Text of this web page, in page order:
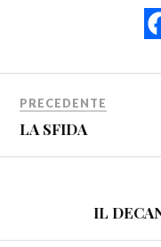
PRECEDENTE
LA SFIDA
IL